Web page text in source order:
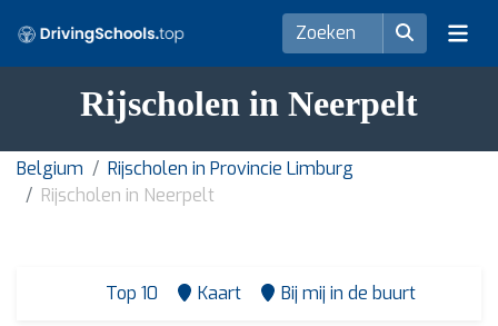
Rijscholen in Neerpelt
Belgium
Rijscholen in Provincie Limburg
Rijscholen in Neerpelt
Top 10 Kaart Bij mij in de buurt